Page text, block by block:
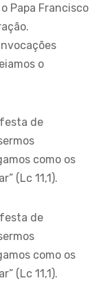
Papa Francisco
o
de
como os
(Lc 11,1).
de
como os
(Lc 11,1).